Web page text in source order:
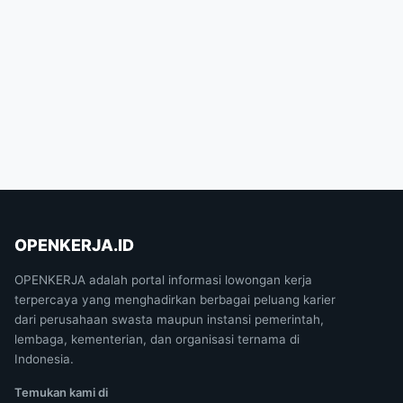
OPENKERJA.ID
OPENKERJA adalah portal informasi lowongan kerja
terpercaya yang menghadirkan berbagai peluang karier
dari perusahaan swasta maupun instansi pemerintah,
lembaga, kementerian, dan organisasi ternama di
Indonesia.
Temukan kami di